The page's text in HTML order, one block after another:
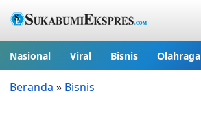
Nasional Viral Bisnis Olahraga
Beranda » Bisnis